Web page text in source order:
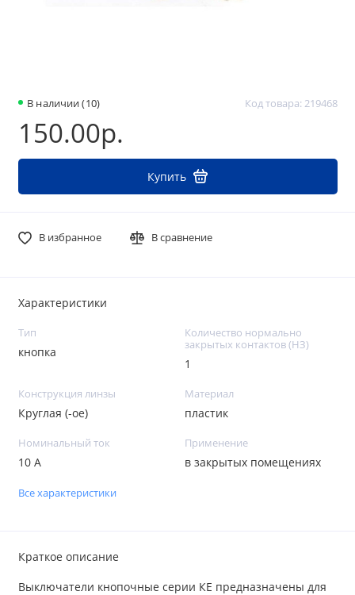
В наличии (10) Код товара: 219468
150.00р.
Купить
В избранное В сравнение
Характеристики
Тип
кнопка
Количество нормально
закрытых контактов (НЗ)
1
Конструкция линзы
Круглая (-ое)
Материал
пластик
Номинальный ток
10 А
Применение
в закрытых помещениях
Все характеристики
Краткое описание
Выключатели кнопочные серии КЕ предназначены для